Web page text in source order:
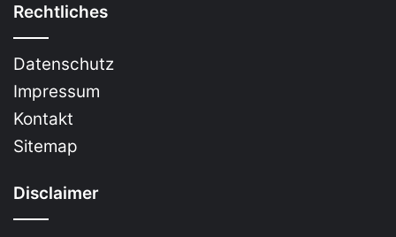
Rechtliches
Datenschutz
Impressum
Kontakt
Sitemap
Disclaimer